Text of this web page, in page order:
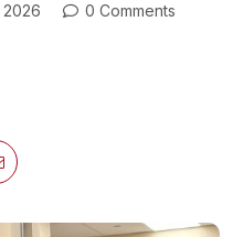
2026
0 Comments